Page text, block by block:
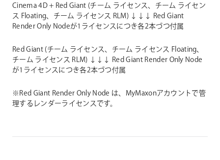
Cinema 4D + Red Giant (チーム ライセンス、チーム ライセン
ス Floating、チーム ライセンス RLM) ↓↓↓ Red Giant
Render Only Nodeが1ライセンスにつき各2本づつ付属
Red Giant (チーム ライセンス、チーム ライセンス Floating、
チーム ライセンス RLM) ↓↓↓ Red Giant Render Only Node
が1ライセンスにつき各2本づつ付属
※Red Giant Render Only Node は、MyMaxonアカウントで管
理するレンダーライセンスです。